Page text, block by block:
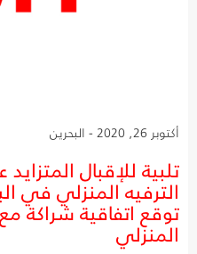
أكتوبر 26, 2020 - البحرين
تلبية للإقبال
توقع اتفاقية شراكة
المنزلي